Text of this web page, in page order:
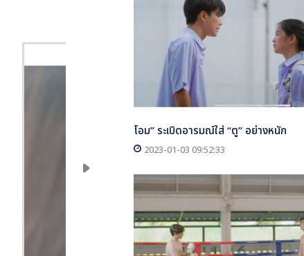
โอม” ระเบิดอารมณ์ใส่ “ตู” อย่างหนัก
2023-01-03 09:52:33